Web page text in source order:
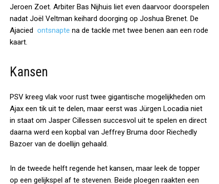
Jeroen Zoet. Arbiter Bas Nijhuis liet even daarvoor doorspelen
nadat Joël Veltman keihard doorging op Joshua Brenet. De
Ajacied ontsnapte na de tackle met twee benen aan een rode
kaart.
Kansen
PSV kreeg vlak voor rust twee gigantische mogelijkheden om
Ajax een tik uit te delen, maar eerst was Jürgen Locadia niet
in staat om Jasper Cillessen succesvol uit te spelen en direct
daarna werd een kopbal van Jeffrey Bruma door Riechedly
Bazoer van de doellijn gehaald.
In de tweede helft regende het kansen, maar leek de topper
op een gelijkspel af te stevenen. Beide ploegen raakten een